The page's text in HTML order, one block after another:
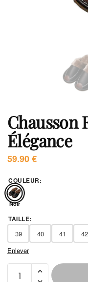
Chausson
Élégance
59.90€
COULEUR:
Noir
TAILLE:
39 40 41 42
Enlever